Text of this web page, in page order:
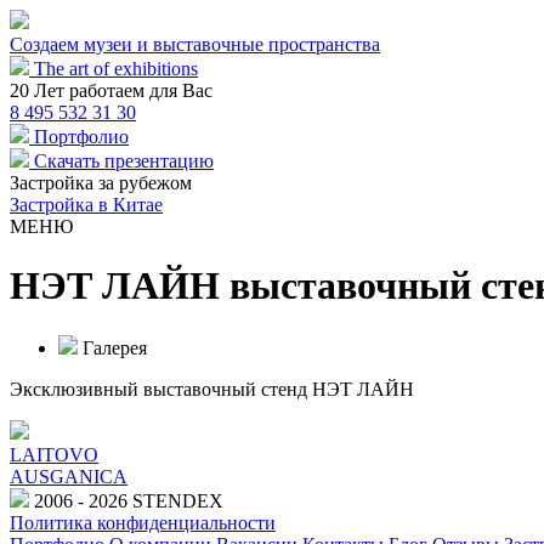
Создаем музеи и выставочные пространства
The art of exhibitions
20 Лет работаем для Вас
8 495 532 31 30
Портфолио
Скачать презентацию
Застройка за рубежом
Застройка в Китае
МЕНЮ
НЭТ ЛАЙН выставочный
Галерея
Эксклюзивный выставочный стенд НЭТ ЛАЙН
LAITOVO
AUSGANICA
2006 - 2026 STENDEX
Политика конфиденциальности